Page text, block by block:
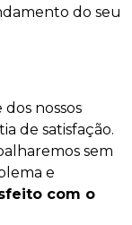
do seu
nossos
de satisfação.
sem
e
com o